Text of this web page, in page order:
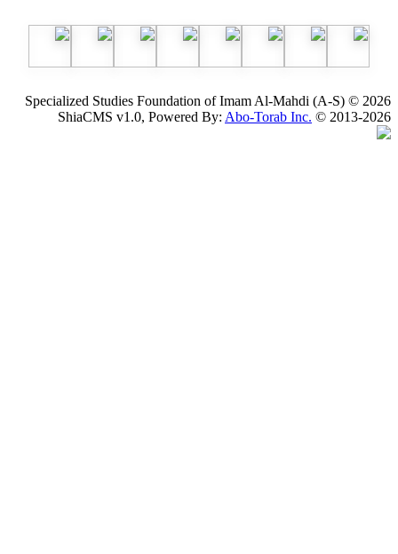
Specialized Studies Foundation of Imam Al-
ShiaCMS v1.0, Powered By:Abo-Torab Inc.